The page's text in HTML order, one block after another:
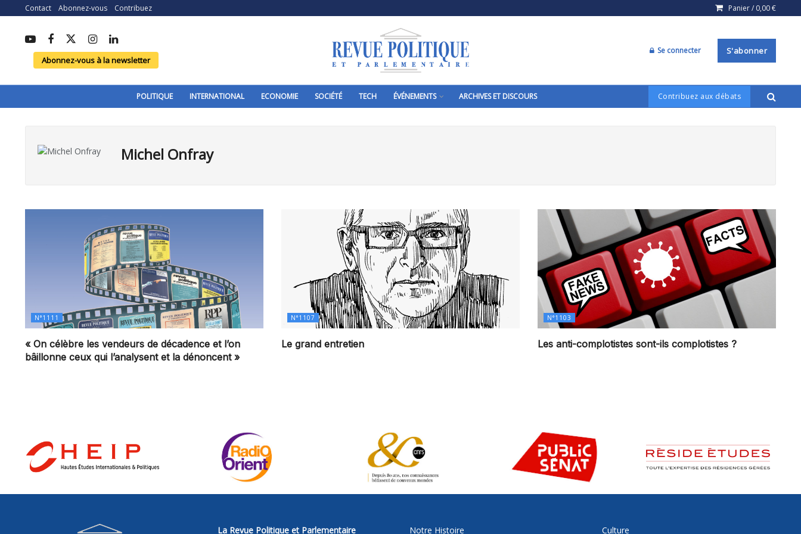
Contact Abonnez-vous Contribuez Panier / 0,00€
Abonnez-vous à la newsletter
Se connecter S'abonner
POLITIQUE INTERNATIONAL ECONOMIE SOCIÉTÉ TECH ÉVÉNEMENTS ARCHIVES ET DISCOURS Contribuez aux débats
Michel Onfray
N°1111
« On célèbre les vendeurs de décadence et l’on
bâillonne ceux qui l’analysent et la dénoncent »
N°1107
Le grand entretien
N°1103
Les anti-complotistes sont-ils complotistes ?
La Revue Politique et Parlementaire Notre Histoire Culture